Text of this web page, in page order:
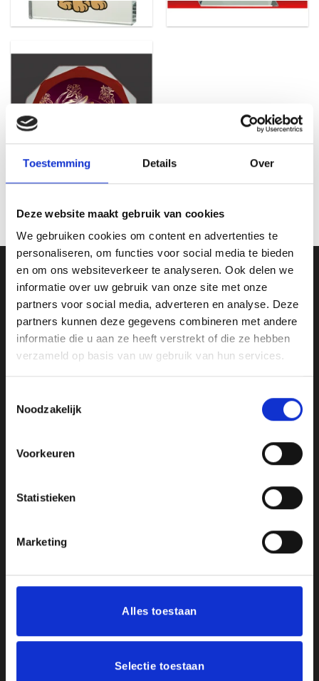
Toestemming Details Over
Deze website maakt gebruik van cookies
We gebruiken cookies om content en advertenties te
personaliseren, om functies voor social media te bieden
en om ons websiteverkeer te analyseren. Ook delen we
informatie over uw gebruik van onze site met onze
partners voor social media, adverteren en analyse. Deze
partners kunnen deze gegevens combineren met andere
informatie die u aan ze heeft verstrekt of die ze hebben
verzameld op basis van uw gebruik van hun services.
Noodzakelijk
Voorkeuren
Statistieken
Marketing
Alles toestaan
Selectie toestaan
EIGEN ONTWERP
Ons Adres
Van Zanden Sportprijzen
Bredaseweg 56
4901KM Oosterhout
Openingstijden:
Maandag, Dinsdag, Donderdag, Vrijdag: 12:00 – 17:00
Zaterdag: Op Afspraak
Klantenservice